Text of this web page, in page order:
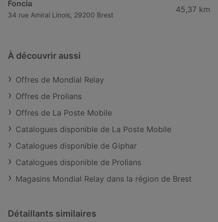
Foncia
34 rue Amiral Linois, 29200 Brest
45,37 km
À découvrir aussi
Offres de Mondial Relay
Offres de Prolians
Offres de La Poste Mobile
Catalogues disponible de La Poste Mobile
Catalogues disponible de Giphar
Catalogues disponible de Prolians
Magasins Mondial Relay dans la région de Brest
Détaillants similaires